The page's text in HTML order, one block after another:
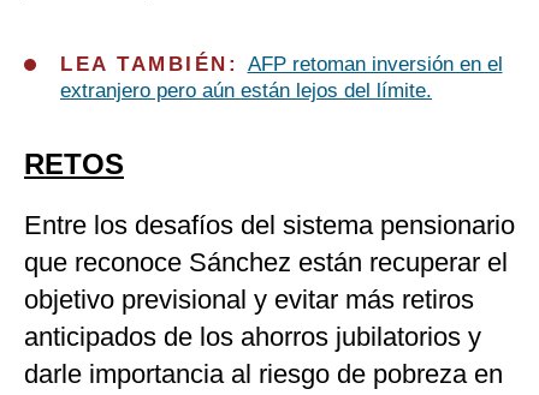
LEA TAMBIÉN: AFP retoman inversión en el
extranjero pero aún están lejos del límite.
RETOS
Entre los desafíos del sistema pensionario
que reconoce Sánchez están recuperar el
objetivo previsional y evitar más retiros
anticipados de los ahorros jubilatorios y
darle importancia al riesgo de pobreza en